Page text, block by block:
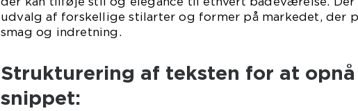
udvalg af forskellige stilarter og former på markedet, der
smag og indretning.
Strukturering af teksten for at
snippet: